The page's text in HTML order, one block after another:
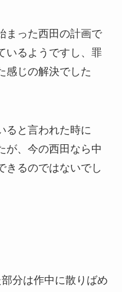
まった西田の計画で
いるようですし、罪
感じの解決でした
ると言われた時に
が、今の西田なら中
きるのではないでし
分は作中に散りばめ